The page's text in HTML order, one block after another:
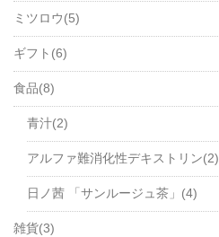
ミツロウ(5)
ギフト(6)
食品(8)
青汁(2)
アルファ難消化性デキストリン(2)
日ノ茜 「サンルージュ茶」(4)
雑貨(3)